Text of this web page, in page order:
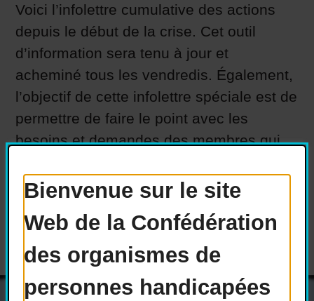
Bienvenue sur le site
Web de la Confédération
des organismes de
personnes handicapées
Voici l’infolettre cumulative des actions
depuis le début de la crise. Cet outil
d’information sera tenu à jour et
acheminé tous les vendredis. Également,
l’objectif de cette infolettre spéciale est de
permettre de faire le point avec les
besoins et demandes des membres qui
Versions téléchargeables :